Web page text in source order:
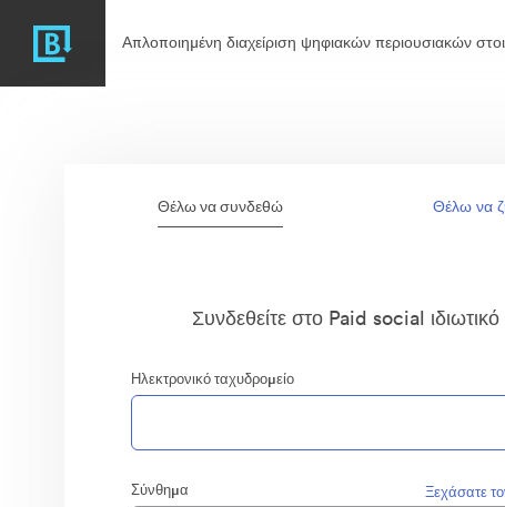
Απλοποιημένη διαχείριση ψηφιακών περιουσιακών
Θέλω να συνδεθώ Θέλω να
Συνδεθείτε στο Paid social
Ηλεκτρονικό ταχυδρομείο
Σύνθημα Ξεχάσατε